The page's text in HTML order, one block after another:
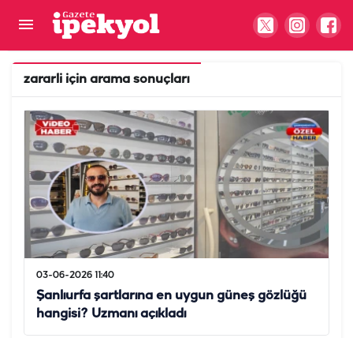
zararli için arama sonuçları
03-06-2026 11:40
Şanlıurfa şartlarına en uygun güneş gözlüğü
hangisi? Uzmanı açıkladı